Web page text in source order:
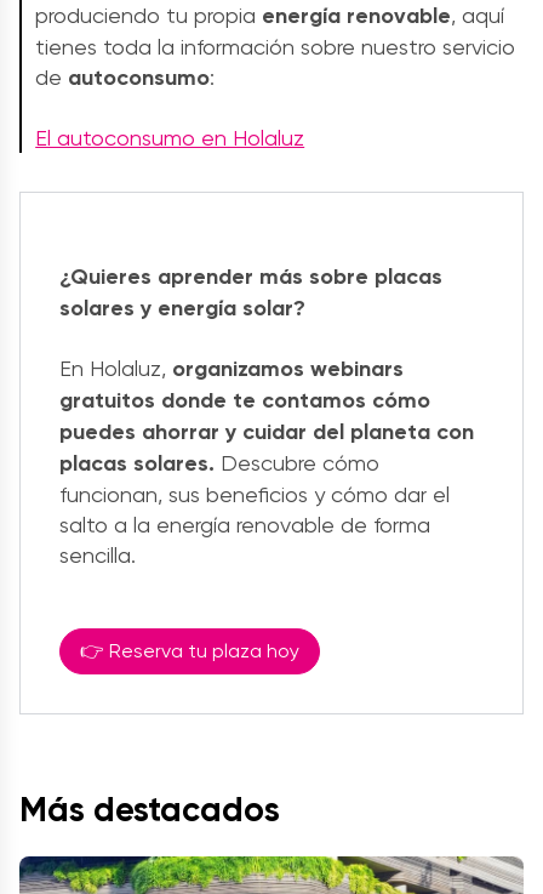
produciendo tu propia energía renovable, aquí
tienes toda la información sobre nuestro servicio
de autoconsumo:
El autoconsumo en Holaluz
¿Quieres aprender más sobre placas
solares y energía solar?
En Holaluz, organizamos webinars
gratuitos donde te contamos cómo
puedes ahorrar y cuidar del planeta con
placas solares. Descubre cómo
funcionan, sus beneficios y cómo dar el
salto a la energía renovable de forma
sencilla.
👉 Reserva tu plaza hoy
Más destacados